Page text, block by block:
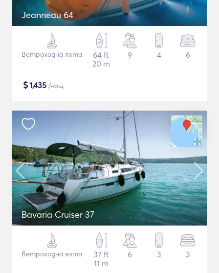
Jeanneau 64
Ветроходна яхта
64 ft
20 m
9 4 6
$1,435 /нощ
Bavaria Cruiser 37
Ветроходна яхта
37 ft
11 m
6 3 3